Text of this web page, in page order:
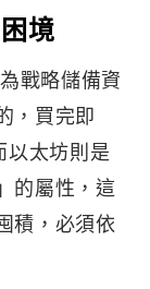
境
戰略儲備資
，買完即
以太坊則是
的屬性，這
積，必須依